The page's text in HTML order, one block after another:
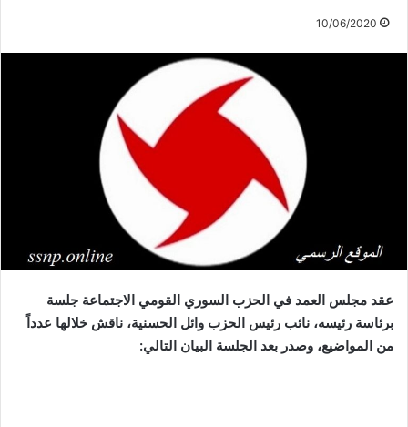
10/06/2020
عقد مجلس العمد في الحزب السوري القومي الاجتماعة جلسة
برئاسة رئيسه، نائب رئيس الحزب وائل الحسنية، ناقش خلالها عدداً
من المواضيع، وصدر بعد الجلسة البيان التالي: